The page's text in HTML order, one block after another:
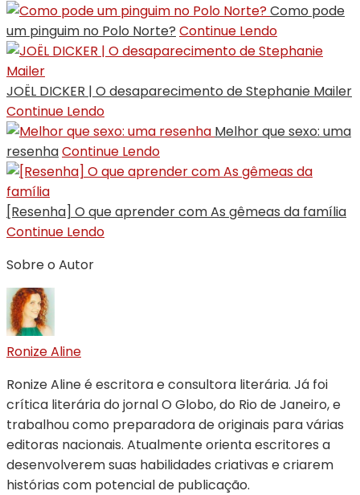
Como pode
um pinguim no Polo Norte? Continue Lendo
JOËL DICKER | O desaparecimento de Stephanie Mailer
Continue Lendo
Melhor que sexo: uma
resenhaContinue Lendo
[Resenha] O que aprender com As gêmeas da família
Continue Lendo
Sobre o Autor
Ronize Aline
Ronize Aline é escritora e consultora literária. Já foi
crítica literária do jornal O Globo, do Rio de Janeiro, e
trabalhou como preparadora de originais para várias
editoras nacionais. Atualmente orienta escritores a
desenvolverem suas habilidades criativas e criarem
histórias com potencial de publicação.